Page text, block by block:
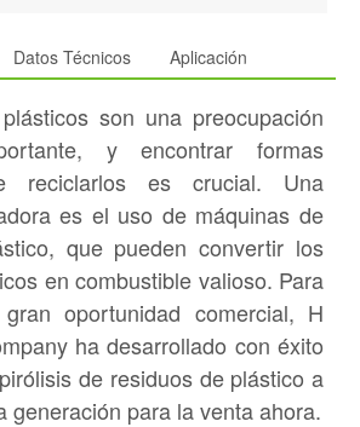
Datos Técnicos Aplicación
son una preocupación
y encontrar formas
reciclarlos es crucial. Una
es el uso de máquinas de
que pueden convertir los
en combustible valioso. Para
oportunidad comercial, H
ha desarrollado con éxito
de residuos de plástico a
generación para la venta ahora.